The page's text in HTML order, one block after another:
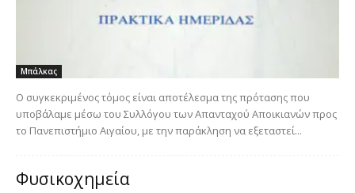
Μπάλκας
Ο συγκεκριμένος τόμος είναι αποτέλεσμα της πρότασης που
υποβάλαμε μέσω του Συλλόγου των Απανταχού Αποικιανών προς
το Πανεπιστήμιο Αιγαίου, με την παράκληση να εξεταστεί...
Φυσικοχημεία